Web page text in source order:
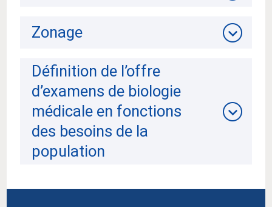
Zonage
Définition de l’offre
d’examens de biologie
médicale en fonctions
des besoins de la
population